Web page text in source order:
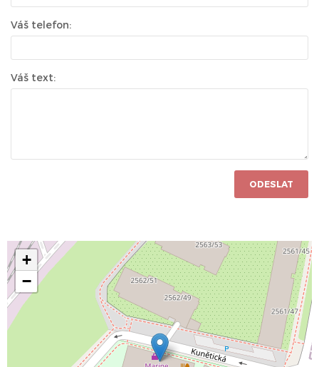
Váš telefon:
Váš text:
ODESLAT
+
−